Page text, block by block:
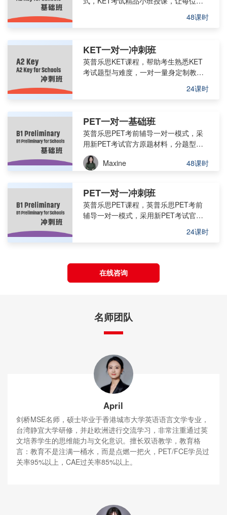
48课时
KET一对一冲刺班
英普乐思KET课程，帮助考生熟悉KET
考试题型与难度，一对一量身定制教学
24课时
PET一对一基础班
英普乐思PET考前辅导一对一模式，采
用新PET考试官方原题材料，分题型、
分模块对学生进行针对性极强的···
Maxine
48课时
PET一对一冲刺班
英普乐思PET课程，英普乐思PET考前
辅导一对一模式，采用新PET考试官方
24课时
在线咨询
名师团队
April
剑桥MSE名师，硕士毕业于香港城市大学英语语言文学专业，
台湾静宜大学研修，并赴欧洲进行交流学习，非常注重通过英
文培养学生的思维能力与文化意识。擅长双语教学，教育格
言：教育不是注满一桶水，而是点燃一把火，PET/FCE学员过
关率95%以上，CAE过关率85%以上。